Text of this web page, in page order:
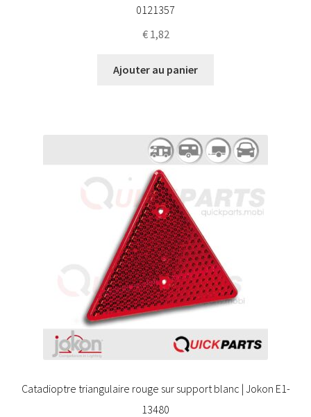
0121357
€1,82
Ajouter au panier
Catadioptre triangulaire rouge sur support blanc | Jokon E1-
13480